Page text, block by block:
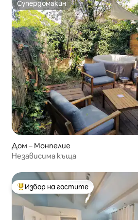
Супердомакин
Супердомакин
Дом – Монпелие
Независима къща
Най-популярен избор на гостите
Избор на гостите